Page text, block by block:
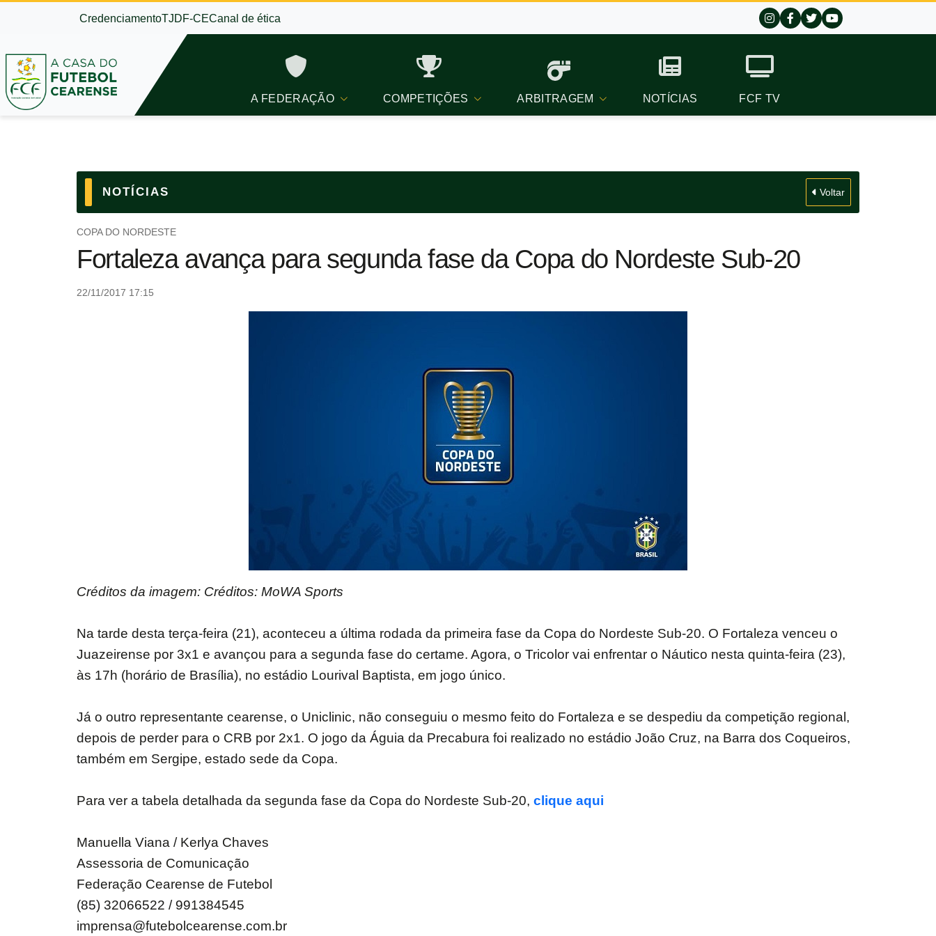
CredenciamentoTJDF-CECanal de ética
A FEDERAÇÃO COMPETIÇÕES ARBITRAGEM NOTÍCIAS FCF TV
NOTÍCIAS Voltar
COPA DO NORDESTE
Fortaleza avança para segunda fase da Copa do Nordeste Sub-20
22/11/2017 17:15
Créditos da imagem: Créditos: MoWA Sports
Na tarde desta terça-feira (21), aconteceu a última rodada da primeira fase da Copa do Nordeste Sub-20. O Fortaleza venceu o
Juazeirense por 3x1 e avançou para a segunda fase do certame. Agora, o Tricolor vai enfrentar o Náutico nesta quinta-feira (23),
às 17h (horário de Brasília), no estádio Lourival Baptista, em jogo único.
Já o outro representante cearense, o Uniclinic, não conseguiu o mesmo feito do Fortaleza e se despediu da competição regional,
depois de perder para o CRB por 2x1. O jogo da Águia da Precabura foi realizado no estádio João Cruz, na Barra dos Coqueiros,
também em Sergipe, estado sede da Copa.
Para ver a tabela detalhada da segunda fase da Copa do Nordeste Sub-20, clique aqui
Manuella Viana / Kerlya Chaves
Assessoria de Comunicação
Federação Cearense de Futebol
(85) 32066522 / 991384545
imprensa@futebolcearense.com.br